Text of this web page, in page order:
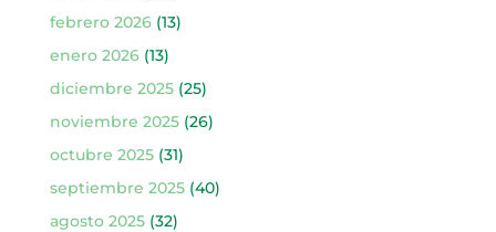
febrero 2026(13)
enero 2026(13)
diciembre 2025(25)
noviembre 2025(26)
octubre 2025(31)
septiembre 2025(40)
agosto 2025(32)